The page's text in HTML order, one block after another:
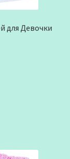
для Девочки